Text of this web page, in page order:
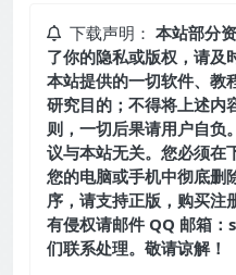
下载声明： 本站部分
了你的隐私或版权，请及
本站提供的一切软件、教
研究目的；不得将上述内
则，一切后果请用户自负
议与本站无关。您必须在
您的电脑或手机中彻底删
序，请支持正版，购买注
有侵权请邮件 QQ 邮箱
们联系处理。敬请谅解！